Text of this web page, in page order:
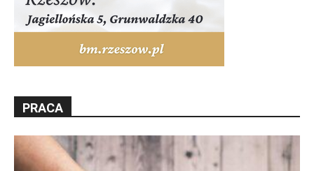
PRACA